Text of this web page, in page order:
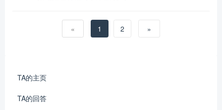
« 1 2 »
TA的主页
TA的回答